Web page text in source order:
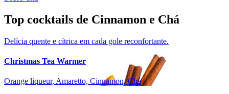
Top cocktails de Cinnamon e Chá
Delícia quente e cítrica em cada gole reconfortante.
Christmas Tea Warmer
Orange liqueur, Amaretto, Cinnamon, Chá